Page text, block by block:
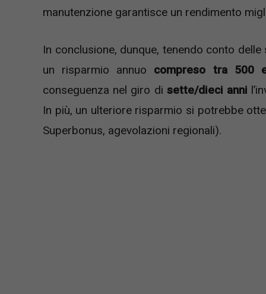
manutenzione garantisce un rendimento
In conclusione, dunque, tenendo conto
un risparmio annuo compreso tra 500
conseguenza nel giro di sette/dieci anni
In più, un ulteriore risparmio si potrebbe
Superbonus, agevolazioni regionali).